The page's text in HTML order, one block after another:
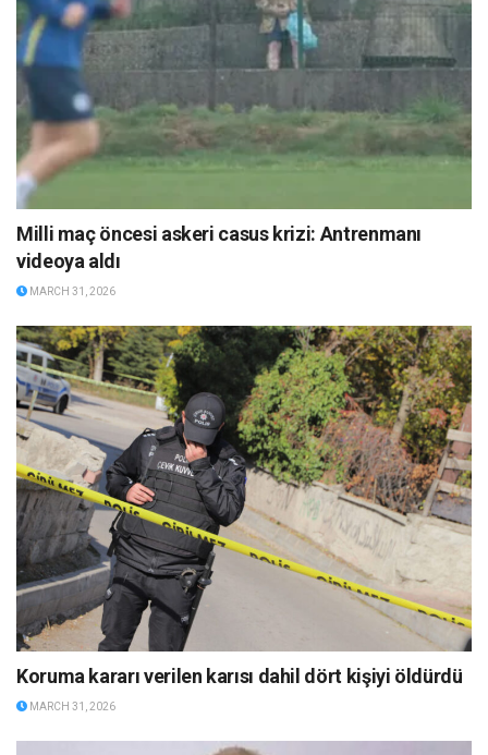
Milli maç öncesi askeri casus krizi: Antrenmanı
videoya aldı
MARCH 31, 2026
Koruma kararı verilen karısı dahil dört kişiyi öldürdü
MARCH 31, 2026